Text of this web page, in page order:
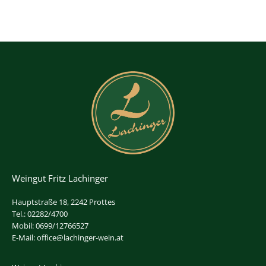
Weingut Fritz Lachinger
Hauptstraße 18, 2242 Prottes
Tel.: 02282/4700
Mobil: 0699/12766527
E-Mail: office@lachinger-wein.at